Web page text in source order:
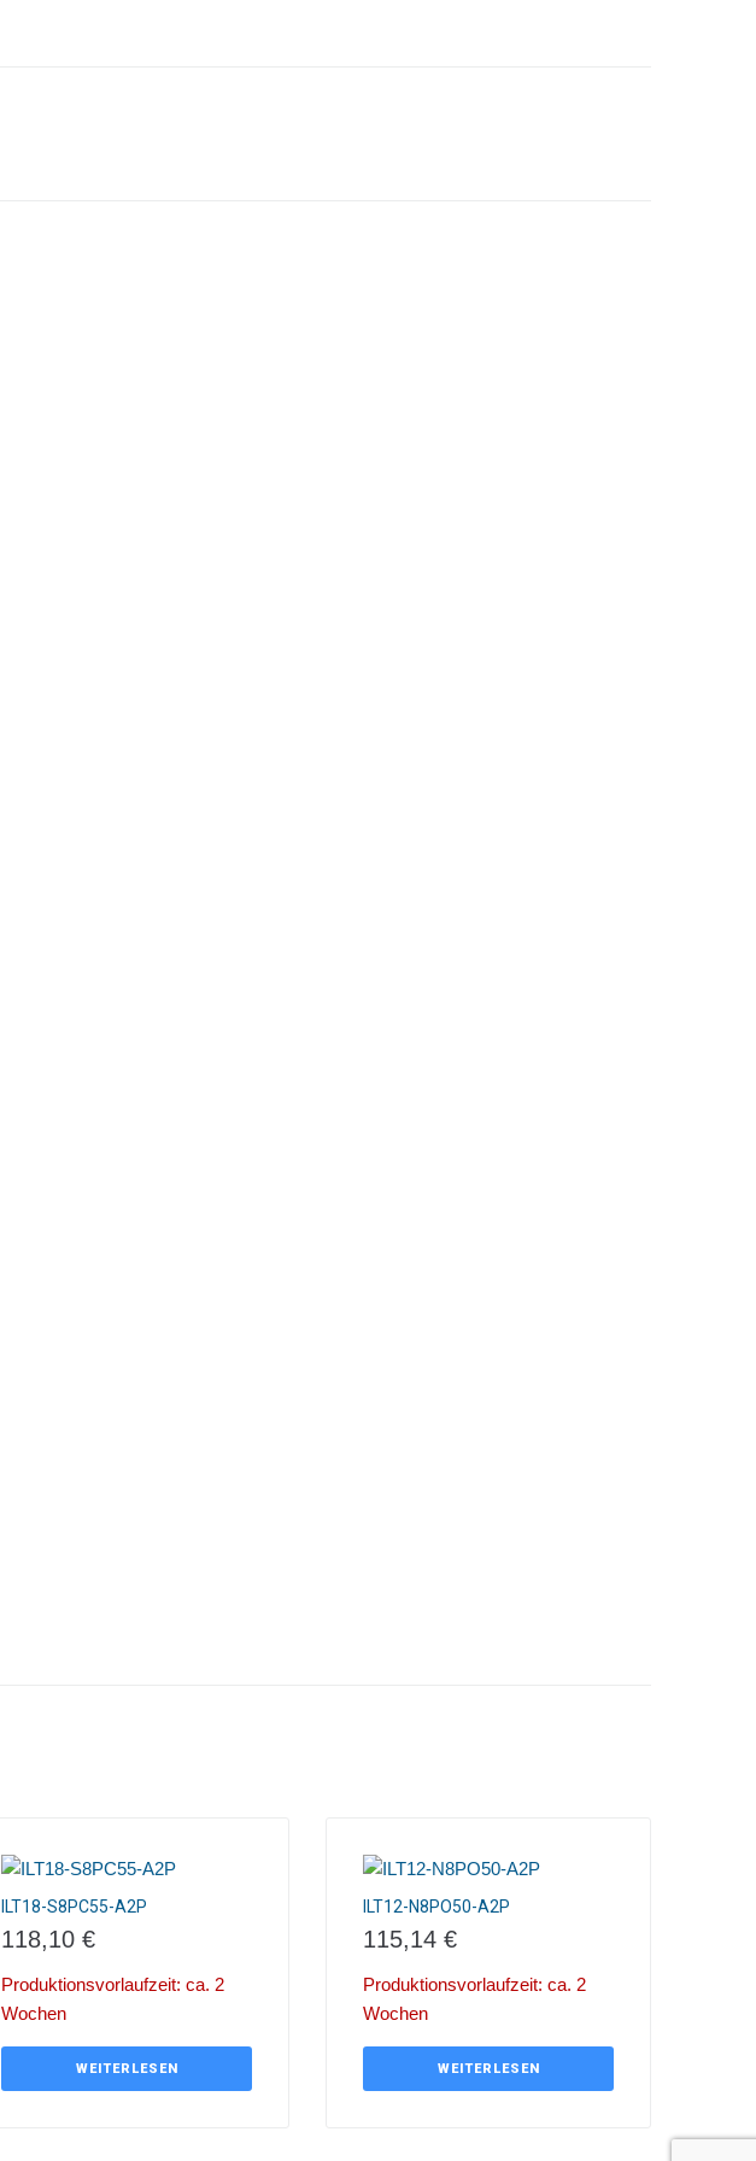
ILT18-S8PC55-A2P
118,10 €
Produktionsvorlaufzeit: ca. 2
Wochen
WEITERLESEN
ILT12-N8PO50-A2P
115,14 €
Produktionsvorlaufzeit: ca. 2
Wochen
WEITERLESEN